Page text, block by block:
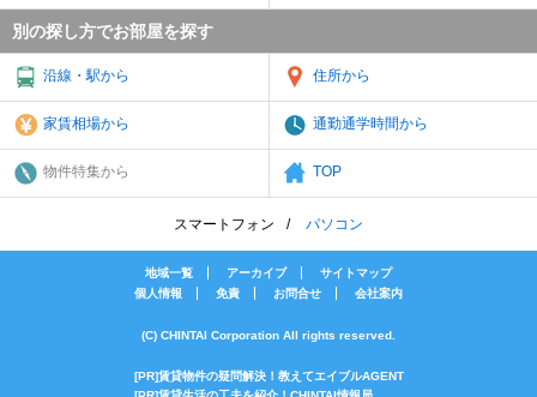
別の探し方でお部屋を探す
沿線・駅から 住所から
家賃相場から 通勤通学時間から
物件特集から TOP
スマートフォン パソコン
地域一覧 アーカイブ
サイトマップ
個人情報
免責 お問合せ 会社案内
(C) CHINTAI Corporation All rights reserved.
[PR]賃貸物件の疑問解決！教えてエイブルAGENT